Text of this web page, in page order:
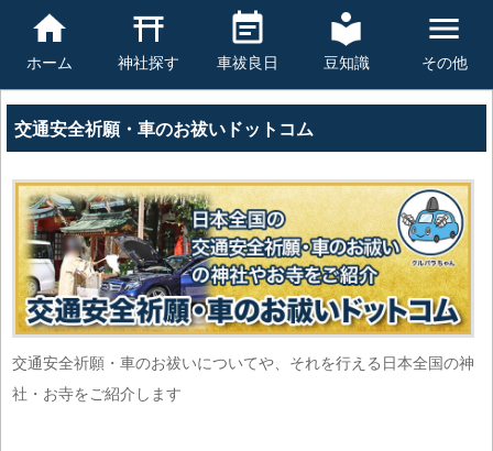
ホーム 神社探す 車祓良日 豆知識 その他
交通安全祈願・車のお祓いドットコム
交通安全祈願・車のお祓いについてや、それを行える日本全国の神
社・お寺をご紹介します